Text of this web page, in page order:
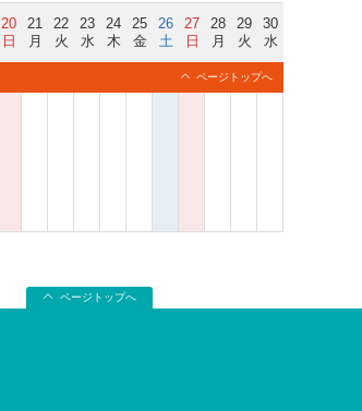
20
日
21
月
22
火
23
水
24
木
25
金
26
土
27
日
28
月
29
火
30
水
ページトップへ
ページトップへ